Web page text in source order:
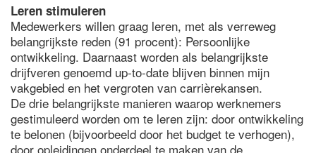
Leren stimuleren
Medewerkers willen graag leren, met als verreweg
belangrijkste reden (91 procent): Persoonlijke
ontwikkeling. Daarnaast worden als belangrijkste
drijfveren genoemd up-to-date blijven binnen mijn
vakgebied en het vergroten van carrièrekansen.
De drie belangrijkste manieren waarop werknemers
gestimuleerd worden om te leren zijn: door ontwikkeling
te belonen (bijvoorbeeld door het budget te verhogen),
door opleidingen onderdeel te maken van de